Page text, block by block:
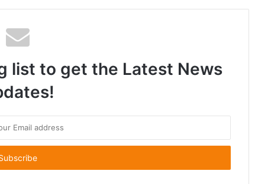
2026માં યોજાશે
ઇલેક્ટ્રિશિયન કોન્ટ્રાક્ટર મીટનું આયોજન
list to get the Latest News